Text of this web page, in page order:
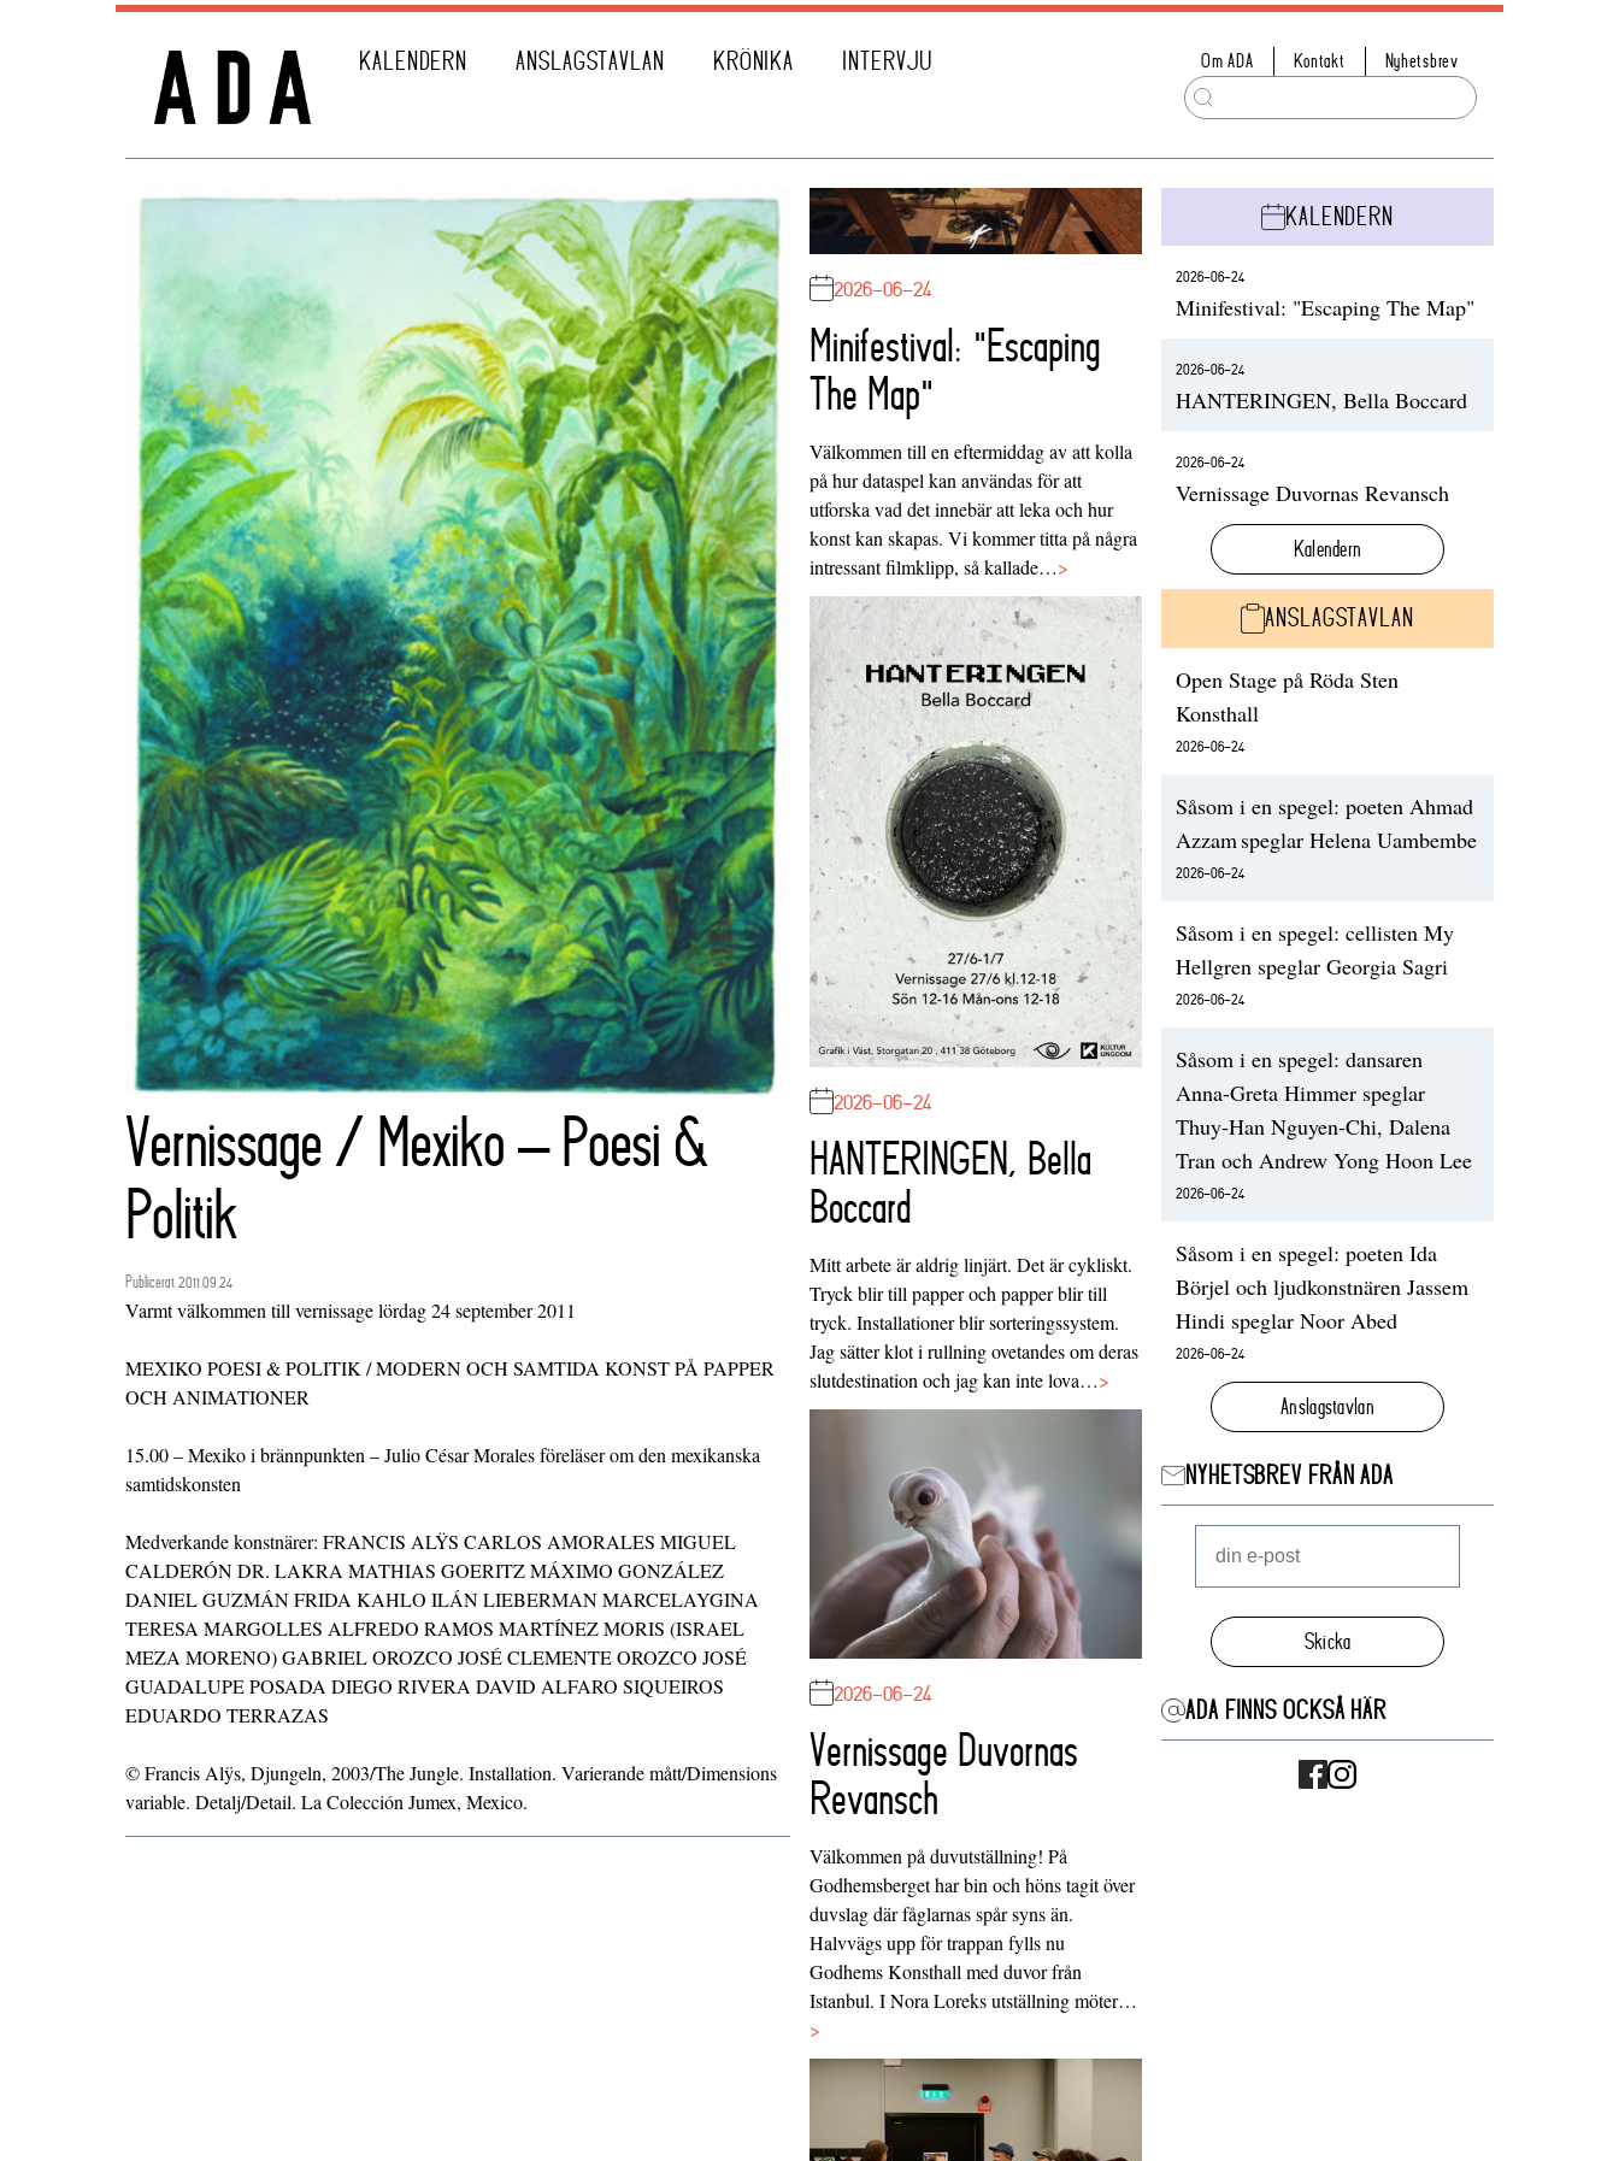
KALENDERN ANSLAGSTAVLAN KRÖNIKA INTERVJU Om ADA Kontakt Nyhetsbrev
Vernissage / Mexiko – Poesi &
Politik
Publicerat 2011.09.24
Varmt välkommen till vernissage lördag 24 september 2011
MEXIKO POESI & POLITIK / MODERN OCH SAMTIDA KONST PÅ PAPPER
OCH ANIMATIONER
15.00 – Mexiko i brännpunkten – Julio César Morales föreläser om den mexikanska
samtidskonsten
Medverkande konstnärer: FRANCIS ALŸS CARLOS AMORALES MIGUEL
CALDERÓN DR. LAKRA MATHIAS GOERITZ MÁXIMO GONZÁLEZ
DANIEL GUZMÁN FRIDA KAHLO ILÁN LIEBERMAN MARCELAYGINA
TERESA MARGOLLES ALFREDO RAMOS MARTÍNEZ MORIS (ISRAEL
MEZA MORENO) GABRIEL OROZCO JOSÉ CLEMENTE OROZCO JOSÉ
GUADALUPE POSADA DIEGO RIVERA DAVID ALFARO SIQUEIROS
EDUARDO TERRAZAS
© Francis Alÿs, Djungeln, 2003/The Jungle. Installation. Varierande mått/Dimensions
variable. Detalj/Detail. La Colección Jumex, Mexico.
2026-06-24
Minifestival: "Escaping
The Map"
Välkommen till en eftermiddag av att kolla
på hur dataspel kan användas för att
utforska vad det innebär att leka och hur
konst kan skapas. Vi kommer titta på några
intressant filmklipp, så kallade…>
2026-06-24
HANTERINGEN, Bella
Boccard
Mitt arbete är aldrig linjärt. Det är cykliskt.
Tryck blir till papper och papper blir till
tryck. Installationer blir sorteringssystem.
Jag sätter klot i rullning ovetandes om deras
slutdestination och jag kan inte lova…>
2026-06-24
Vernissage Duvornas
Revansch
Välkommen på duvutställning! På
Godhemsberget har bin och höns tagit över
duvslag där fåglarnas spår syns än.
Halvvägs upp för trappan fylls nu
Godhems Konsthall med duvor från
Istanbul. I Nora Loreks utställning möter…
>
KALENDERN
2026-06-24
Minifestival: "Escaping The Map"
2026-06-24
HANTERINGEN, Bella Boccard
2026-06-24
Vernissage Duvornas Revansch
Kalendern
ANSLAGSTAVLAN
Open Stage på Röda Sten
Konsthall
2026-06-24
Såsom i en spegel: poeten Ahmad
Azzam speglar Helena Uambembe
2026-06-24
Såsom i en spegel: cellisten My
Hellgren speglar Georgia Sagri
2026-06-24
Såsom i en spegel: dansaren
Anna-Greta Himmer speglar
Thuy-Han Nguyen-Chi, Dalena
Tran och Andrew Yong Hoon Lee
2026-06-24
Såsom i en spegel: poeten Ida
Börjel och ljudkonstnären Jassem
Hindi speglar Noor Abed
2026-06-24
Anslagstavlan
NYHETSBREV FRÅN ADA
Skicka
ADA FINNS OCKSÅ HÄR